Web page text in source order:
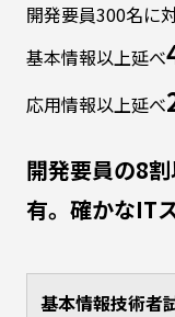
開発要員300名に対
基本情報以上延べ
応用情報以上延べ
開発要員の8
有。確かなIT
基本情報技術者